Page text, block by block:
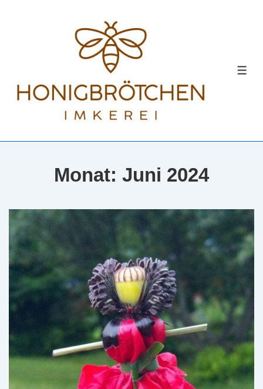
Monat: Juni 2024